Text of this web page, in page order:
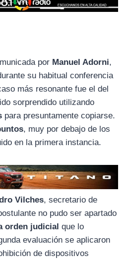
por Manuel Adorni,
su habitual conferencia
más resonante fue el del
sorprendido utilizando
para presuntamente copiarse.
, muy por debajo de los
en la primera instancia.
Vilches, secretario de
no pudo ser apartado
orden judicial que lo
evaluación se aplicaron
de dispositivos